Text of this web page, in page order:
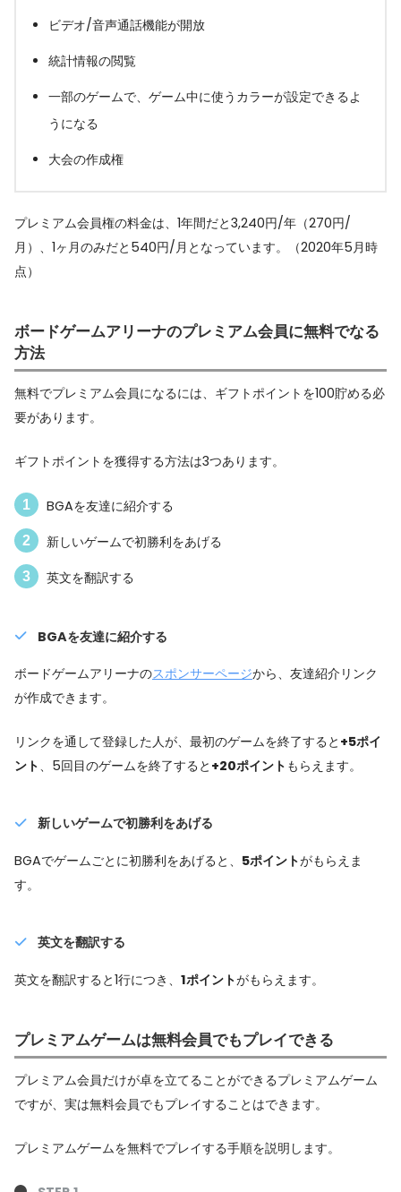
ビデオ/音声通話機能が開放
統計情報の閲覧
一部のゲームで、ゲーム中に使うカラーが設定できるよ
うになる
大会の作成権
プレミアム会員権の料金は、1年間だと3,240円/年（270円/
月）、1ヶ月のみだと540円/月となっています。（2020年5月時
点）
ボードゲームアリーナのプレミアム会員に無料でなる
方法
無料でプレミアム会員になるには、ギフトポイントを100貯める必
要があります。
ギフトポイントを獲得する方法は3つあります。
BGAを友達に紹介する
新しいゲームで初勝利をあげる
英文を翻訳する
BGAを友達に紹介する
ボードゲームアリーナのスポンサーページから、友達紹介リンク
が作成できます。
リンクを通して登録した人が、最初のゲームを終了すると +5ポイ
ント、5回目のゲームを終了すると +20ポイント もらえます。
新しいゲームで初勝利をあげる
BGAでゲームごとに初勝利をあげると、 5ポイントがもらえま
す。
英文を翻訳する
英文を翻訳すると1行につき、 1ポイントがもらえます。
プレミアムゲームは無料会員でもプレイできる
プレミアム会員だけが卓を立てることができるプレミアムゲーム
ですが、実は無料会員でもプレイすることはできます。
プレミアムゲームを無料でプレイする手順を説明します。